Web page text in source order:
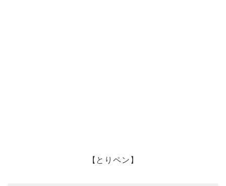
【とりペン】